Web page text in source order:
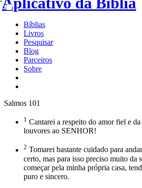
Bíblias
Livros
Pesquisar
Blog
Parceiros
Sobre
Salmos 101
1 Cantarei a respeito do amor fiel e
louvores ao SENHOR!
2 Tomarei bastante cuidado para
certo, mas para isso preciso muito da
começar pela minha própria casa,
puro e sincero.